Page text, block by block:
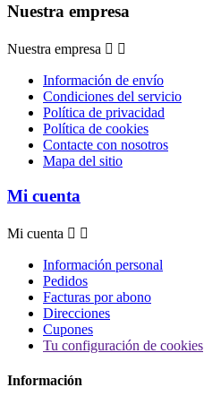
Nuestra empresa
Nuestra empresa  
Información de envío
Condiciones del servicio
Política de privacidad
Política de cookies
Contacte con nosotros
Mapa del sitio
Mi cuenta
Mi cuenta  
Información personal
Pedidos
Facturas por abono
Direcciones
Cupones
Tu configuración de cookies
Información